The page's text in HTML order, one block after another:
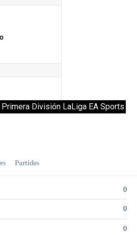
División LaLiga EA Sports